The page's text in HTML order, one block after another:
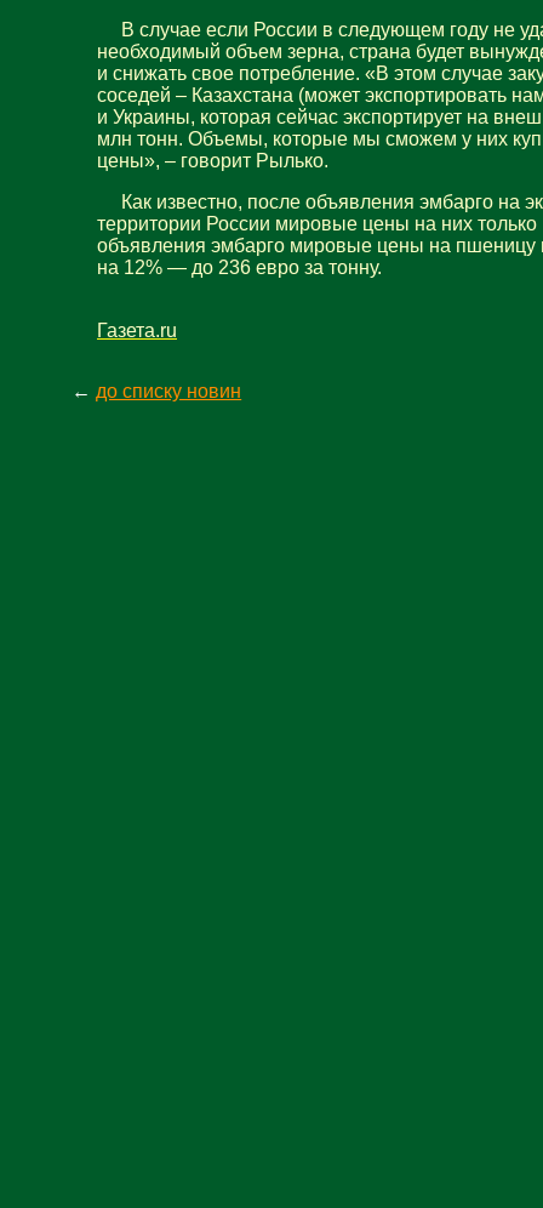
В случае если России в следующем году не
необходимый объем зерна, страна будет
и снижать свое потребление. «В этом случае
соседей – Казахстана (может экспортировать
и Украины, которая сейчас экспортирует на
млн тонн. Объемы, которые мы сможем у них
цены», – говорит Рылько.
Как известно, после объявления эмбарго на
территории России мировые цены на них только
объявления эмбарго мировые цены на пшеницу
на 12% — до 236 евро за тонну.
Газета.ru
← до списку новин